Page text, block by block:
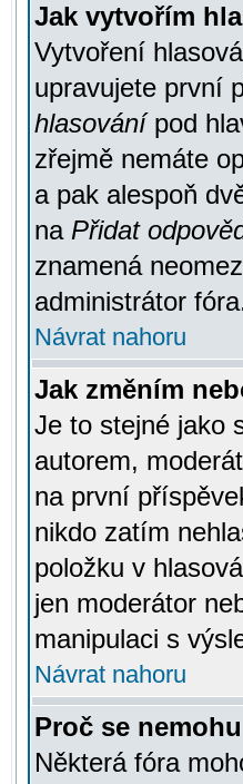
Jak vytvořím
Vytvoření
upravujete první
hlasovánípod
zřejmě nemáte
a pak alespoň
na Přidat
znamená
administrátor
Návrat nahoru
Jak změním
Je to stejné jako
autorem,
na první
nikdo zatím
položku v
jen moderátor
manipulaci s
Návrat nahoru
Proč se
Některá fóra